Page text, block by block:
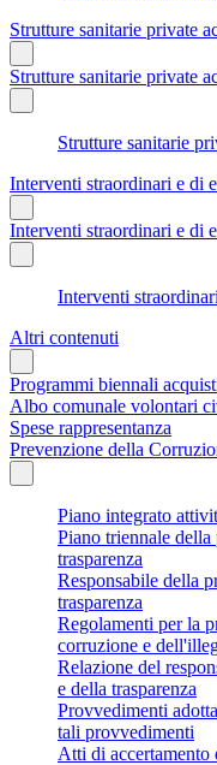
Strutture sanitarie private
Strutture sanitarie private
Strutture sanitarie
Interventi straordinari e di
Interventi straordinari e di
Interventi
Altri contenuti
Programmi biennali
Albo comunale volontari
Spese rappresentanza
Prevenzione della
Piano integrato
Piano triennale
trasparenza
Responsabile della
trasparenza
Regolamenti per la
corruzione e
Relazione del
e della trasparenza
Provvedimenti
tali provvedimenti
Atti di